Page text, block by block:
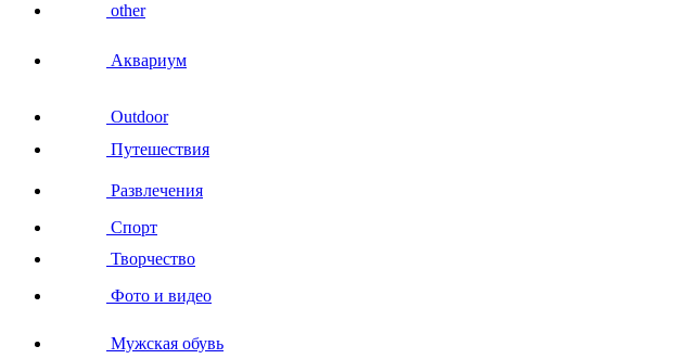
other
Аквариум
Outdoor
Путешествия
Развлечения
Спорт
Творчество
Фото и видео
Мужская обувь